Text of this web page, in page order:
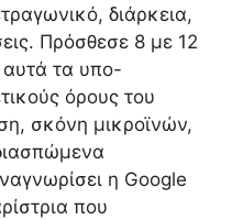
διάρκεια,
Πρόσθεσε 8 με 12
αυτά τα υπο-
όρους του
σκόνη μικροϊνών,
η Google
που